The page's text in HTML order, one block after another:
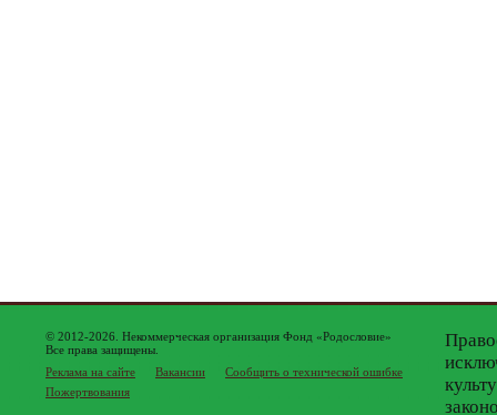
© 2012-2026. Некоммерческая организация Фонд «Родословие»
Все права защищены.
Реклама на сайте
Вакансии
Сообщить о технической ошибке
Пожертвования